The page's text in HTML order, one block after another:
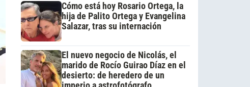
Cómo está hoy Rosario Ortega, la
hija de Palito Ortega y Evangelina
Salazar, tras su internación
El nuevo negocio de Nicolás, el
marido de Rocío Guirao Díaz en el
desierto: de heredero de un